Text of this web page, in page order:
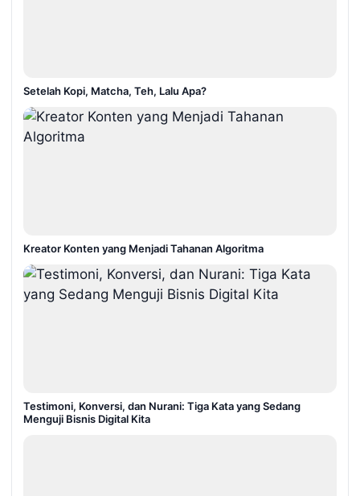
Setelah Kopi, Matcha, Teh, Lalu Apa?
Kreator Konten yang Menjadi Tahanan Algoritma
Testimoni, Konversi, dan Nurani: Tiga Kata yang Sedang
Menguji Bisnis Digital Kita